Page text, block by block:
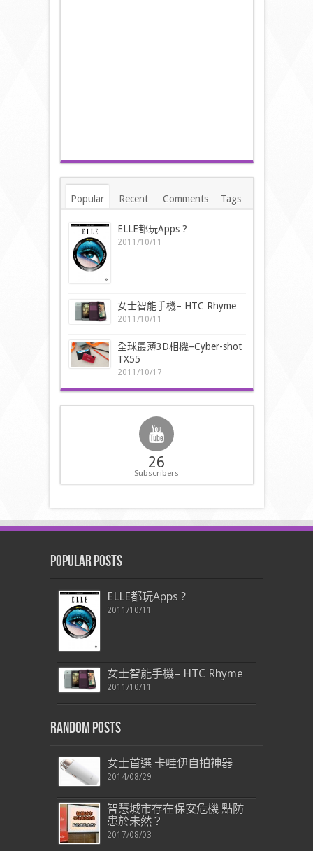
Popular Recent Comments Tags
ELLE都玩Apps ?
2011/10/11
女士智能手機– HTC Rhyme
2011/10/11
全球最薄3D相機–Cyber-shot
TX55
2011/10/17
26
Subscribers
Popular Posts
ELLE都玩Apps ?
2011/10/11
女士智能手機– HTC Rhyme
2011/10/11
Random Posts
女士首選 卡哇伊自拍神器
2014/08/29
智慧城市存在保安危機 點防
患於未然？
2017/08/03